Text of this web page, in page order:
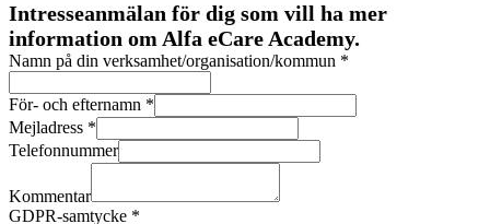
Intresseanmälan för dig som vill ha mer
information om Alfa eCare Academy.
Namn på din verksamhet/organisation/kommun *
För- och efternamn *
Mejladress *
Telefonnummer
Kommentar
GDPR-samtycke *